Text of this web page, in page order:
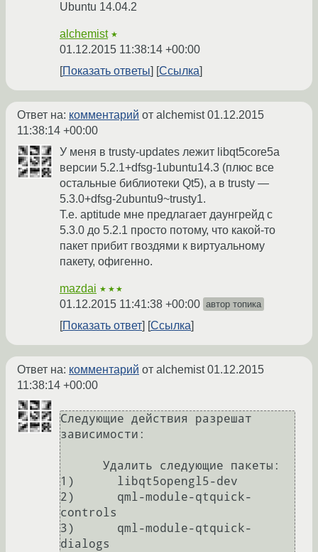
Ubuntu 14.04.2
alchemist ★
01.12.2015 11:38:14 +00:00
Показать ответы
Ссылка
Ответ на: комментарий от alchemist01.12.2015
11:38:14 +00:00
У меня в trusty-updates лежит libqt5core5a
версии 5.2.1+dfsg-1ubuntu14.3 (плюс все
остальные библиотеки Qt5), а в trusty —
5.3.0+dfsg-2ubuntu9~trusty1.
Т.е. aptitude мне предлагает даунгрейд с
5.3.0 до 5.2.1 просто потому, что какой-то
пакет прибит гвоздями к виртуальному
пакету, офигенно.
mazdai ★★★
01.12.2015 11:41:38 +00:00 автор топика
Показать ответ Ссылка
Ответ на: комментарий от alchemist01.12.2015
11:38:14 +00:00
Следующие действия разрешат
зависимости:
1)      libqt5opengl5-dev
2)      qml-module-qtquick-
controls
3)      qml-module-qtquick-
dialogs